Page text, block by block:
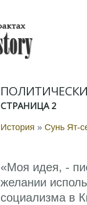
СТРАНИЦА 2
История » Сунь Ят-
«Моя идея, -
желании
социализма в